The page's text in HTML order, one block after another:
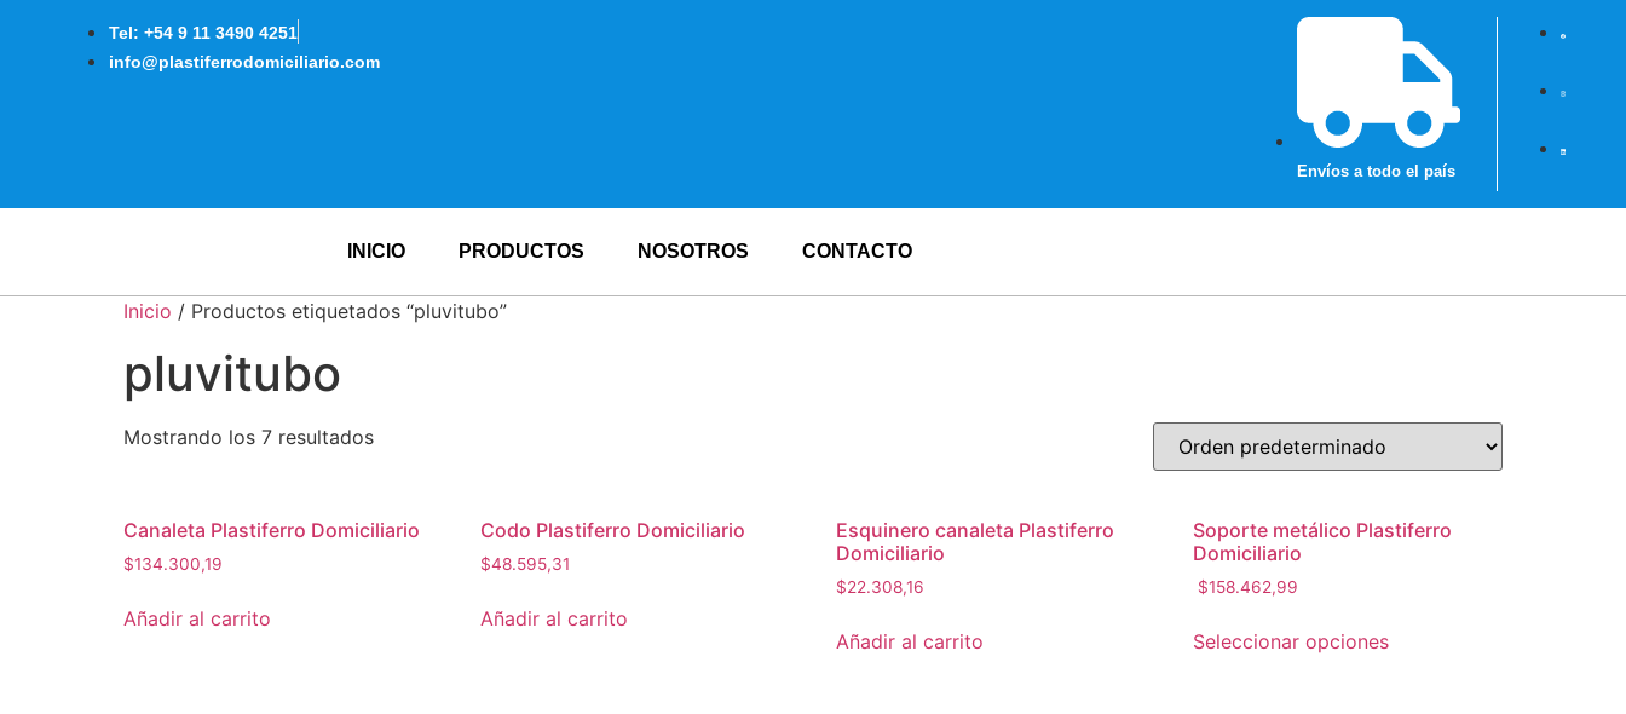
Tel: +54 9 11 3490 4251
info@plastiferrodomiciliario.com
Envíos a todo el país
INICIO PRODUCTOS NOSOTROS CONTACTO
Inicio / Productos etiquetados “pluvitubo”
pluvitubo
Mostrando los 7 resultados
Canaleta Plastiferro Domiciliario
$134.300,19
Añadir al carrito
Codo Plastiferro Domiciliario
$48.595,31
Añadir al carrito
Esquinero canaleta Plastiferro
Domiciliario
$22.308,16
Añadir al carrito
Soporte metálico Plastiferro
Domiciliario
$158.462,99
Seleccionar opciones